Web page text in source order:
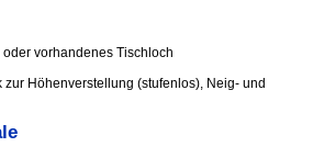
vorhandenes Tischloch
zur Höhenverstellung (stufenlos), Neig- und